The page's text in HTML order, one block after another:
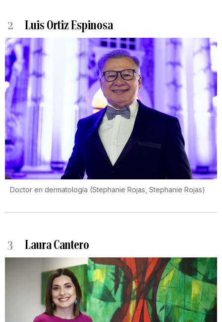
2 Luis Ortiz Espinosa
Doctor en dermatología (Stephanie Rojas, Stephanie Rojas)
3 Laura Cantero